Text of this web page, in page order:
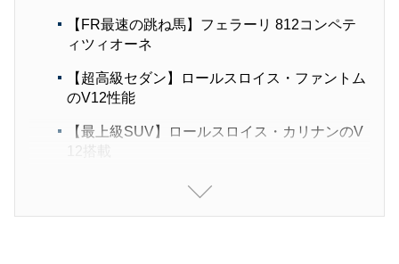
【FR最速の跳ね馬】フェラーリ 812コンペテ
ィツィオーネ
【超高級セダン】ロールスロイス・ファントム
のV12性能
【最上級SUV】ロールスロイス・カリナンのV
12搭載
【W12の名作からV8ハイブリッドの革新へ】